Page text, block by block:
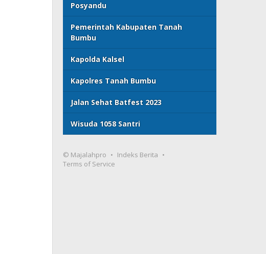
Posyandu
Pemerintah Kabupaten Tanah
Bumbu
Kapolda Kalsel
Kapolres Tanah Bumbu
Jalan Sehat Batfest 2023
Wisuda 1058 Santri
© Majalahpro
Indeks Berita
Terms of Service